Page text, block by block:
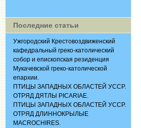
Последние статьи
Ужгородский Крестовоздвиженский
кафедральный греко-католический
собор и епископская резиденция
Мукачевской греко-католической
епархии.
ПТИЦЫ ЗАПАДНЫХ ОБЛАСТЕЙ УССР.
ОТРЯД ДЯТЛЫ PICARIAE.
ПТИЦЫ ЗАПАДНЫХ ОБЛАСТЕЙ УССР.
ОТРЯД ДЛИННОКРЫЛЫЕ
MACROCHIRES.